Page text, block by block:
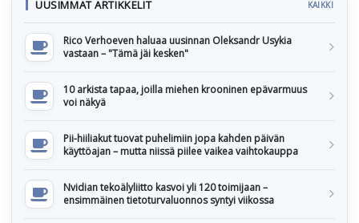
UUSIMMAT ARTIKKELIT KAIKKI
Rico Verhoeven haluaa uusinnan Oleksandr Usykia
vastaan – "Tämä jäi kesken"
10 arkista tapaa, joilla miehen krooninen epävarmuus
voi näkyä
Pii-hiiliakut tuovat puhelimiin jopa kahden päivän
käyttöajan – mutta niissä piilee vaikea vaihtokauppa
Nvidian tekoälyliitto kasvoi yli 120 toimijaan –
ensimmäinen tietoturvaluonnos syntyi viikossa